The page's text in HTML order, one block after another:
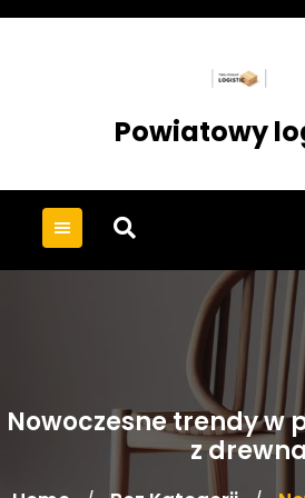
Skip
Powiatowy
Nowoczesne trendy w
z